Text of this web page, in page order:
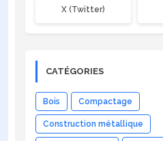
X (Twitter)
CATÉGORIES
Bois Compactage
Construction métallique